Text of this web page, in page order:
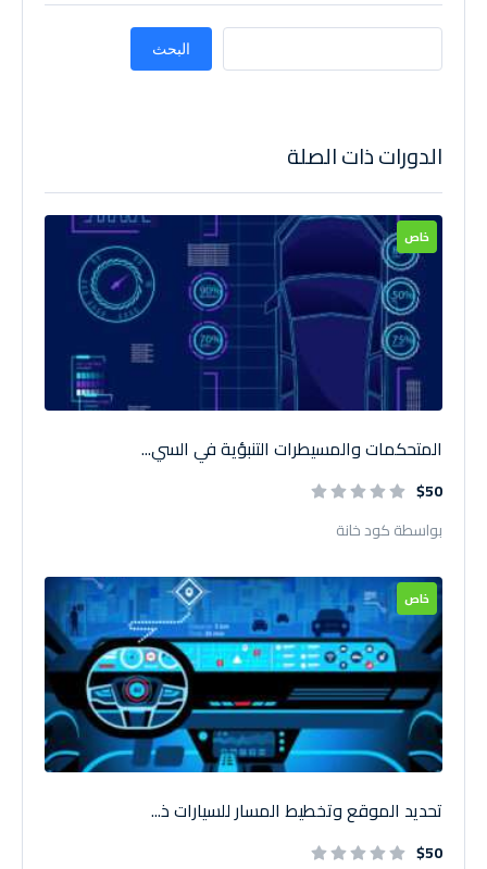
الدورات ذات الصلة
خاص
المتحكمات والمسيطرات التنبؤية في السي...
$50
بواسطة كود خانة
خاص
تحديد الموقع وتخطيط المسار للسيارات ذ...
$50
البحث